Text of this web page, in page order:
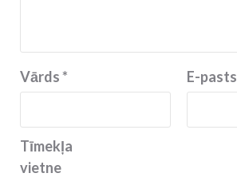
Vārds* E-pasts
Tīmekļa
vietne